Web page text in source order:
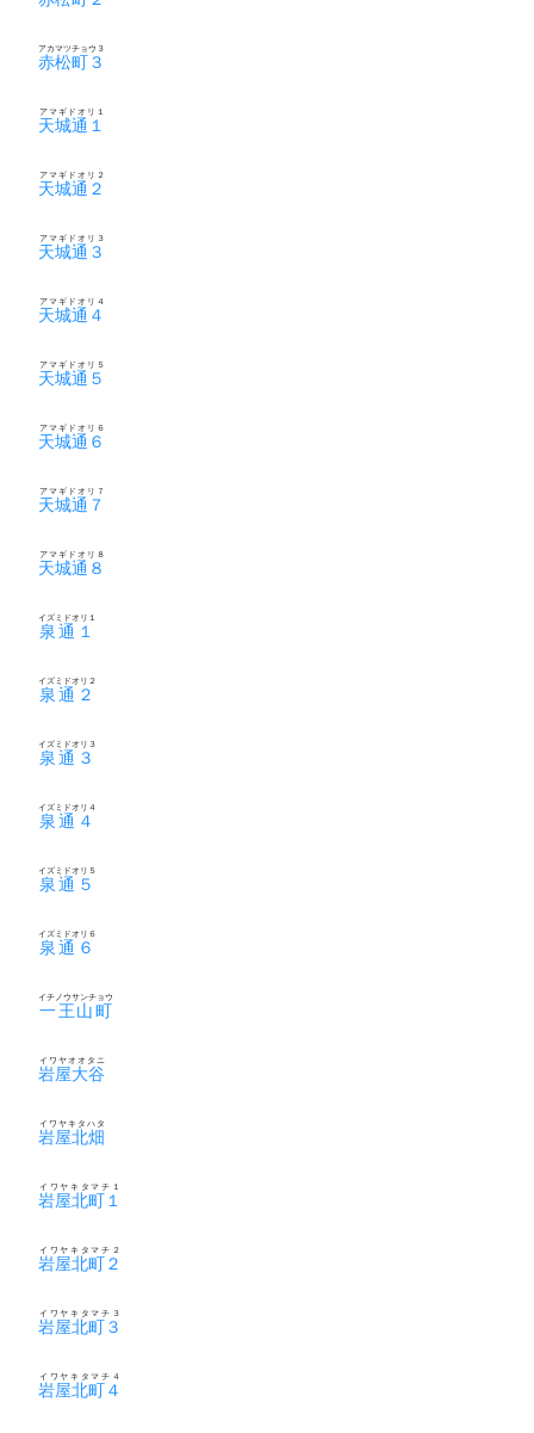
赤松町３
アカマツチョウ３
天城通１
アマギドオリ１
天城通２
アマギドオリ２
天城通３
アマギドオリ３
天城通４
アマギドオリ４
天城通５
アマギドオリ５
天城通６
アマギドオリ６
天城通７
アマギドオリ７
天城通８
アマギドオリ８
泉通１
イズミドオリ１
泉通２
イズミドオリ２
泉通３
イズミドオリ３
泉通４
イズミドオリ４
泉通５
イズミドオリ５
泉通６
イズミドオリ６
一王山町
イチノウサンチョウ
岩屋大谷
イワヤオオタニ
岩屋北畑
イワヤキタハタ
岩屋北町１
イワヤキタマチ１
岩屋北町２
イワヤキタマチ２
岩屋北町３
イワヤキタマチ３
岩屋北町４
イワヤキタマチ４